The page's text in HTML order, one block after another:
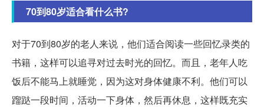
70到80岁适合看什么书?
对于70到80岁的老人来说，他们适合阅读一些回忆录类的
书籍，这样可以追寻对过去时光的回忆。而且，老年人吃
饭后不能马上就睡觉，因为这对身体健康不利。他们可以
蹓跶一段时间，活动一下身体，然后再休息，这样既充实